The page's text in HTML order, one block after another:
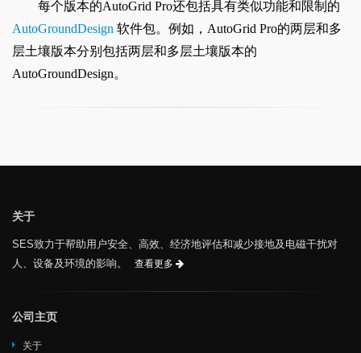
每个版本的AutoGrid Pro还包括具有类似功能和限制的
AutoGroundDesign 软件包。例如，AutoGrid Pro的两层和多
层土壤版本分别包括两层和多层土壤版本的
AutoGroundDesign。
关于
SES致力于帮助用户安全、高效、经济地评估和减少接地及电磁干扰对
人、设备及环境的影响。
查看更多
公司主页
关于